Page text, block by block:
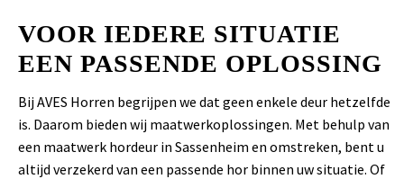
VOOR IEDERE SITUATIE
EEN PASSENDE OPLOSSING
Bij AVES Horren begrijpen we dat geen enkele deur hetzelfde
is. Daarom bieden wij maatwerkoplossingen. Met behulp van
een maatwerk hordeur in Sassenheim en omstreken, bent u
altijd verzekerd van een passende hor binnen uw situatie. Of